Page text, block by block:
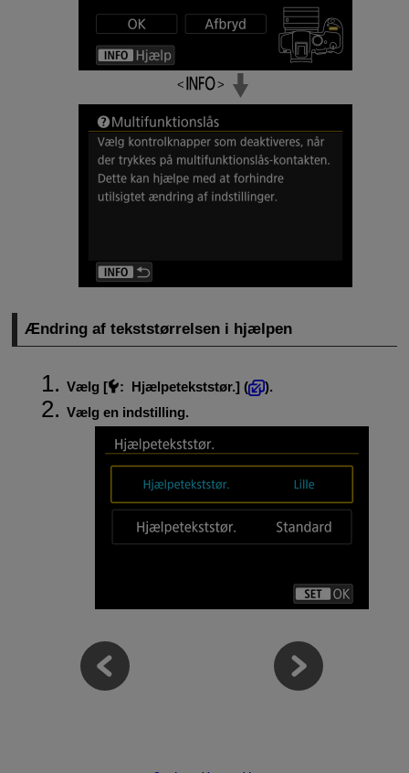
Ændring af tekststørrelsen i hjælpen
Vælg [ : Hjælpetekststør.] (
).
Vælg en indstilling.